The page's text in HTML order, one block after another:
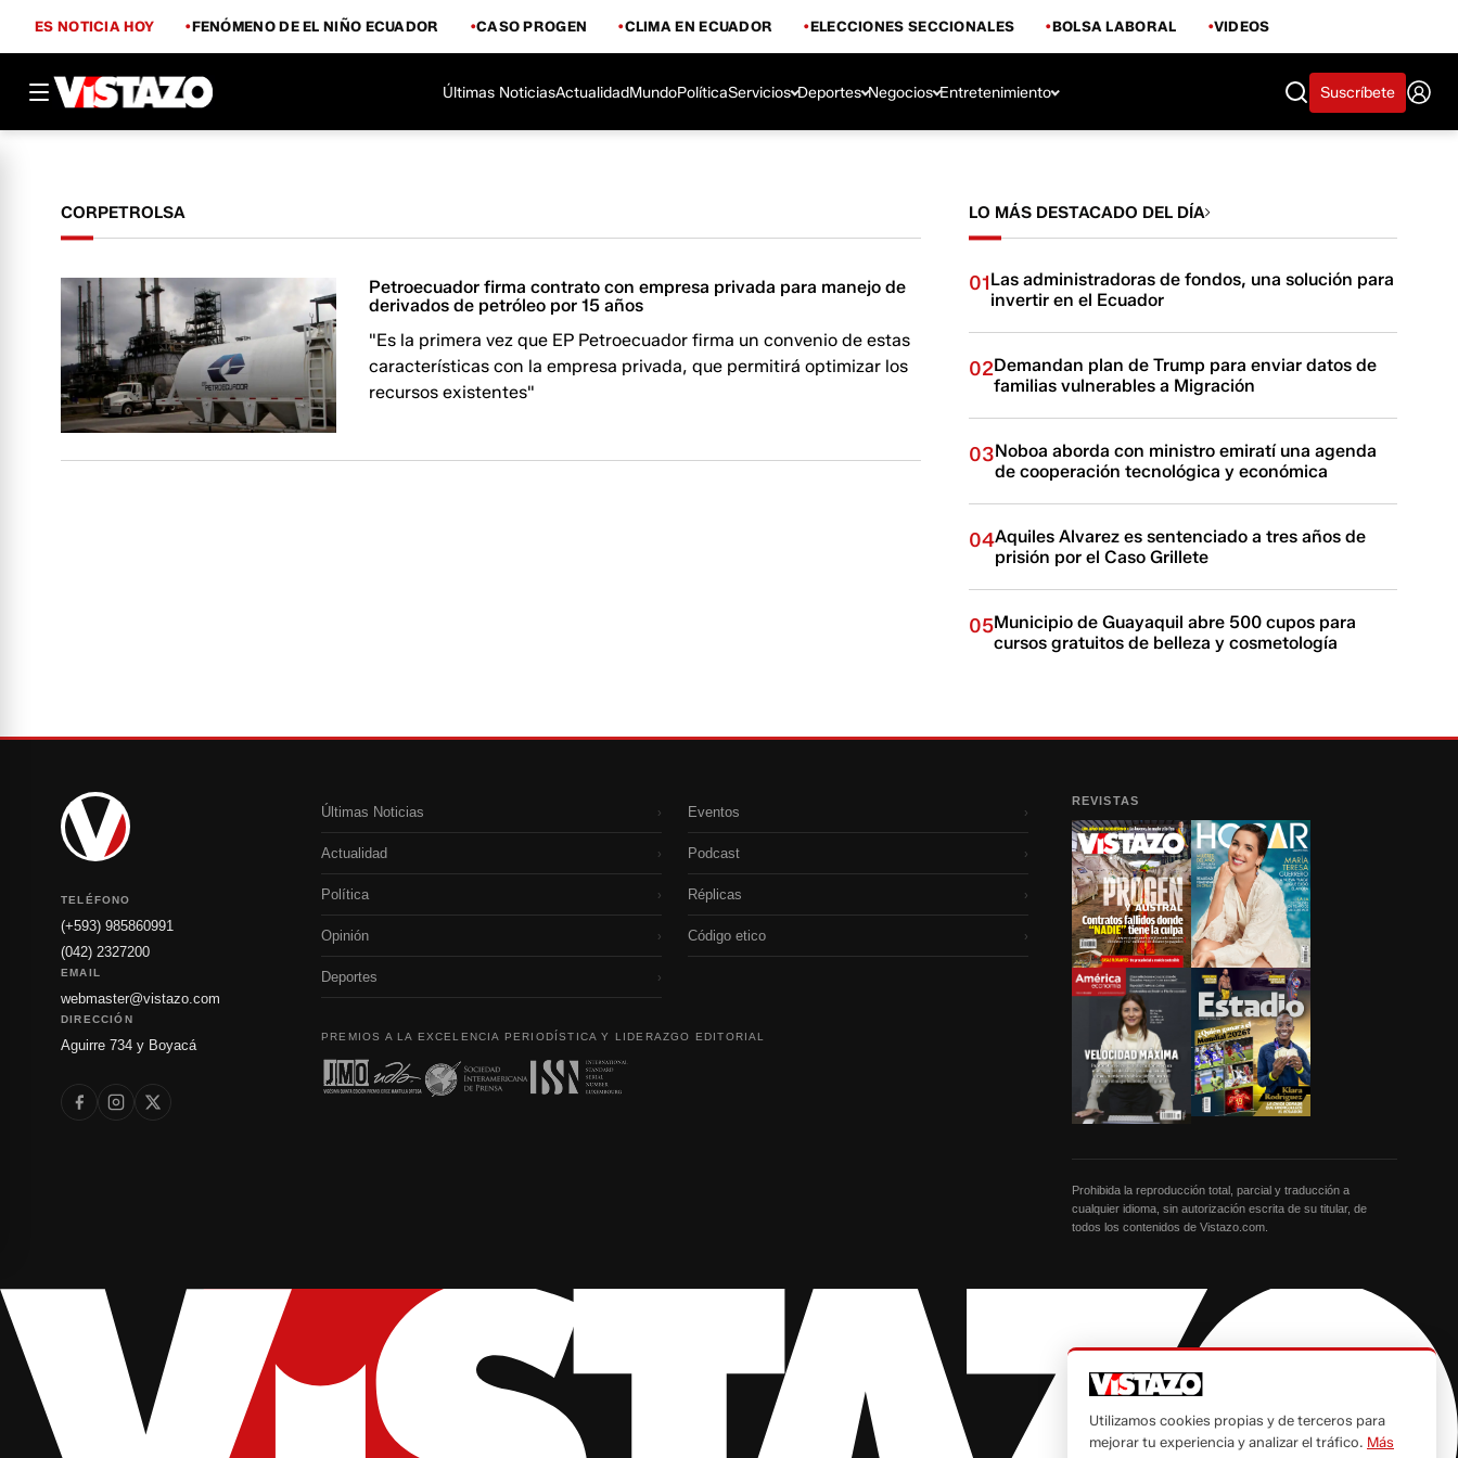
ES NOTICIA HOY FENÓMENO DE EL NIÑO ECUADOR CASO PROGEN CLIMA EN ECUADOR ELECCIONES SECCIONALES BOLSA LABORAL VIDEOS
Últimas NoticiasActualidadMundoPolíticaServicios Deportes Negocios Entretenimiento Suscríbete
CORPETROLSA
Petroecuador firma contrato con empresa privada para manejo de
derivados de petróleo por 15 años
"Es la primera vez que EP Petroecuador firma un convenio de estas
características con la empresa privada, que permitirá optimizar los
recursos existentes"
LO MÁS DESTACADO DEL DÍA
01Las administradoras de fondos, una solución para
invertir en el Ecuador
02Demandan plan de Trump para enviar datos de
familias vulnerables a Migración
03Noboa aborda con ministro emiratí una agenda
de cooperación tecnológica y económica
04Aquiles Alvarez es sentenciado a tres años de
prisión por el Caso Grillete
05Municipio de Guayaquil abre 500 cupos para
cursos gratuitos de belleza y cosmetología
TELÉFONO
(+593) 985860991
(042) 2327200
EMAIL
webmaster@vistazo.com
DIRECCIÓN
Aguirre 734 y Boyacá
Últimas Noticias ›
Actualidad ›
Política ›
Opinión ›
Deportes ›
Eventos ›
Podcast ›
Réplicas ›
Código etico ›
PREMIOS A LA EXCELENCIA PERIODÍSTICA Y LIDERAZGO EDITORIAL
REVISTAS
Prohibida la reproducción total, parcial y traducción a
cualquier idioma, sin autorización escrita de su titular, de
todos los contenidos de Vistazo.com.
Utilizamos cookies propias y de terceros para
mejorar tu experiencia y analizar el tráfico. Más